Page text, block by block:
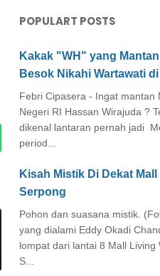
POPULART POSTS
Kakak "WH" yang
Besok Nikahi Wartawati
Febri Cipasera - Ingat mantan
Negeri RI Hassan Wirajuda ?
dikenal lantaran pernah jadi
period...
Kisah Mistik Di Dekat
Serpong
Pohon dan suasana mistik.
yang dialami Eddy Okadi
lompat dari lantai 8 Mall Living
S...